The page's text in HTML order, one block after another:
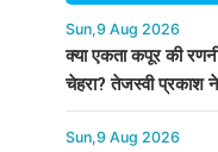
Sun,9 Aug 2026
क्या एकता कपूर की
चेहरा? तेजस्वी प्रकाश
Sun,9 Aug 2026